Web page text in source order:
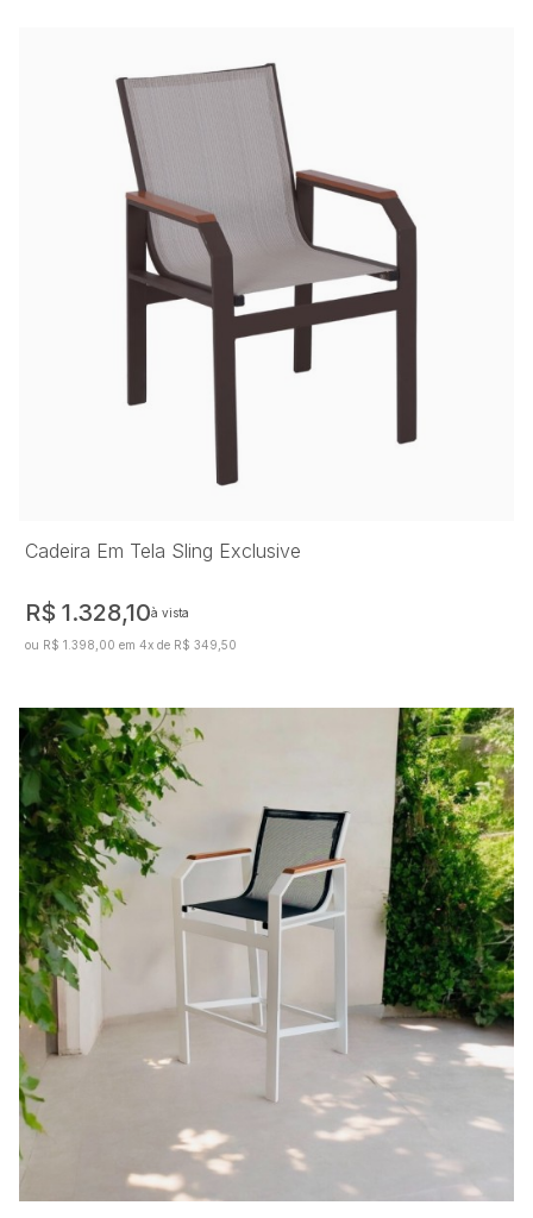
Cadeira Em Tela Sling Exclusive
R$ 1.328,10à vista
ou R$ 1.398,00 em 4x de R$ 349,50